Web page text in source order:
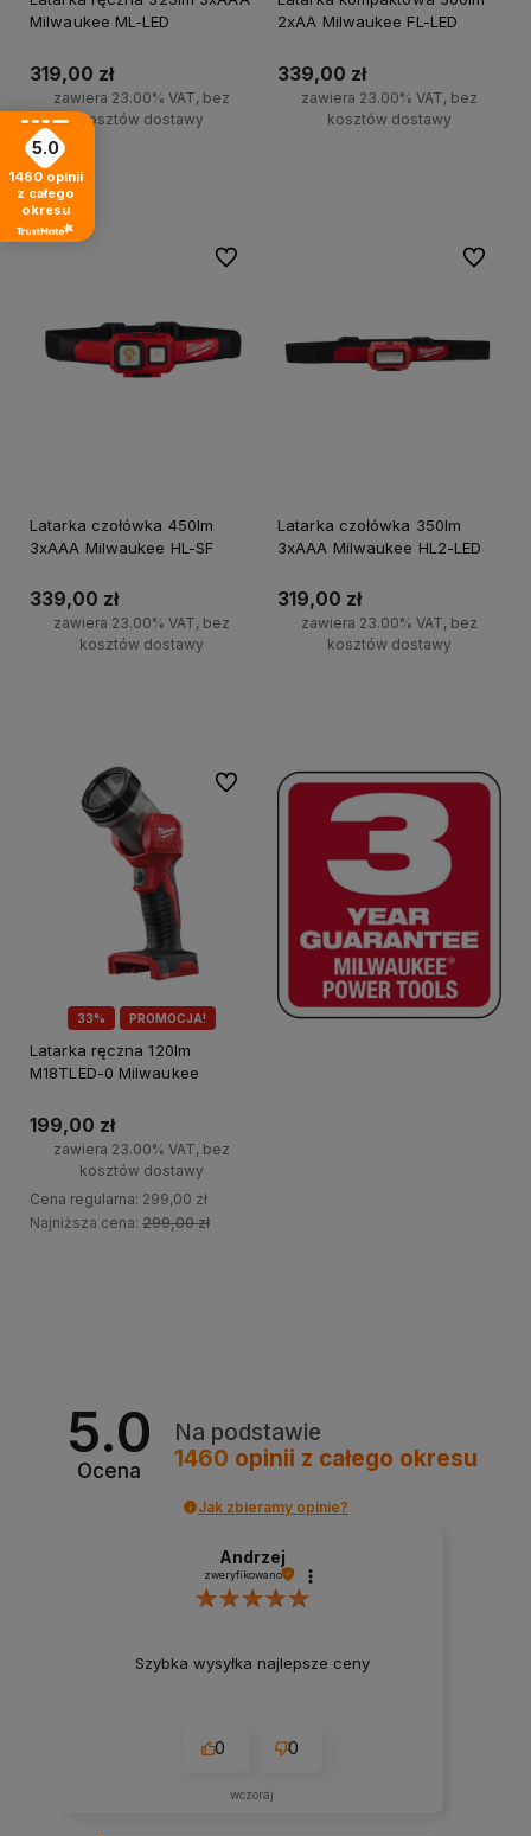
Milwaukee ML-LED
319,00 zł
zawiera 23.00% VAT, bez
kosztów dostawy
2xAA Milwaukee FL-LED
339,00 zł
zawiera 23.00% VAT, bez
kosztów dostawy
Latarka czołówka 450lm
3xAAA Milwaukee HL-SF
339,00 zł
zawiera 23.00% VAT, bez
kosztów dostawy
Do ulubionych
Latarka czołówka 350lm
3xAAA Milwaukee HL2-LED
319,00 zł
zawiera 23.00% VAT, bez
kosztów dostawy
Do
33% PROMOCJA!
Latarka ręczna 120lm
M18TLED-0 Milwaukee
199,00 zł
zawiera 23.00% VAT, bez
kosztów dostawy
Cena regularna: 299,00 zł
Najniższa cena: 299,00 zł
Do ulubionych
5.0
Ocena
Na podstawie
1460 opinii z całego okresu
Jak zbieramy opinie?
Andrzej
zweryfikowano
Szybka wysyłka najlepsze ceny
0 0
wczoraj
5.0
1460 opinii
z całego
okresu